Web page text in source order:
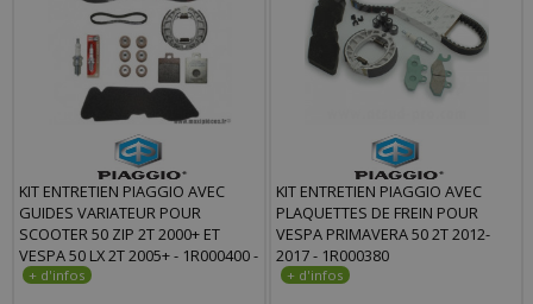
KIT ENTRETIEN PIAGGIO AVEC
GUIDES VARIATEUR POUR
SCOOTER 50 ZIP 2T 2000+ ET
VESPA 50 LX 2T 2005+ - 1R000400 -
KIT ENTRETIEN PIAGGIO AVEC
PLAQUETTES DE FREIN POUR
VESPA PRIMAVERA 50 2T 2012-
2017 - 1R000380